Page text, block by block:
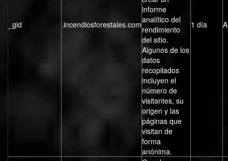
_gid .incendiosforestales.com
informe
analítico del
rendimiento
del sitio.
Algunos de los
datos
recopilados
incluyen el
número de
visitantes, su
origen y las
páginas que
visitan de
forma
anónima.
1 día